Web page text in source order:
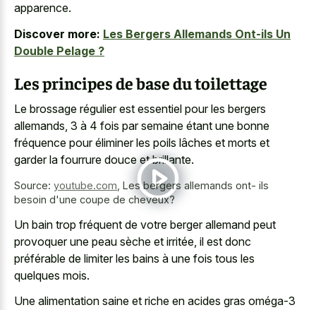
apparence.
Discover more: Les Bergers Allemands Ont-ils Un
Double Pelage ?
Les principes de base du toilettage
Le brossage régulier est essentiel pour les bergers
allemands, 3 à 4 fois par semaine étant une bonne
fréquence pour éliminer les poils lâches et morts et
garder la fourrure douce et brillante.
Source: youtube.com Les bergers allemands ont- ils
besoin d'une coupe de cheveux?
Un bain trop fréquent de votre berger allemand peut
provoquer une peau sèche et irritée, il est donc
préférable de limiter les bains à une fois tous les
quelques mois.
Une alimentation saine et riche en acides gras oméga-3